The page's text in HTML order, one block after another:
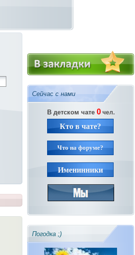
Сейчас с нами
В детском чате 0чел.
Кто в чате?
Что на форуме?
Именинники
Погодка ;)